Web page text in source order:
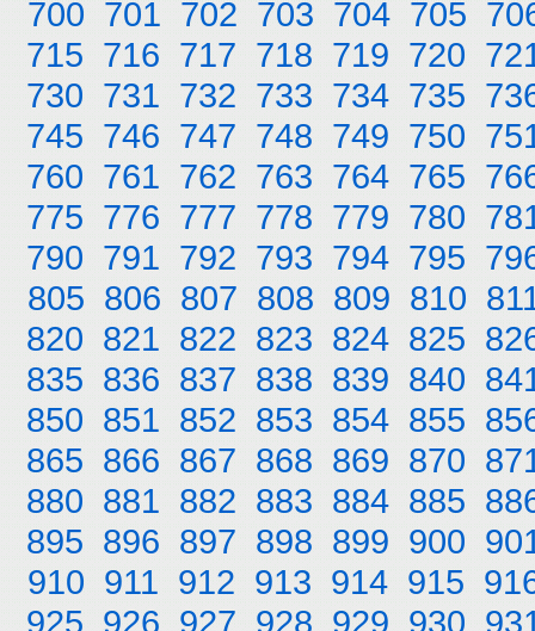
700 701 702 703 704 705
715 716 717 718 719 720
730 731 732 733 734 735
745 746 747 748 749 750
760 761 762 763 764 765
775 776 777 778 779 780
790 791 792 793 794 795
805 806 807 808 809 810
820 821 822 823 824 825
835 836 837 838 839 840
850 851 852 853 854 855
865 866 867 868 869 870
880 881 882 883 884 885
895 896 897 898 899 900
910 911 912 913 914 915
925 926 927 928 929 930